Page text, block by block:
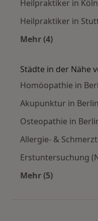
Heilpraktiker in Köln
Heilpraktiker in
Mehr (4)
Städte in der Nähe
Homöopathie in
Akupunktur in Berlin
Osteopathie in
Allergie- &
Erstuntersuchung
Mehr (5)